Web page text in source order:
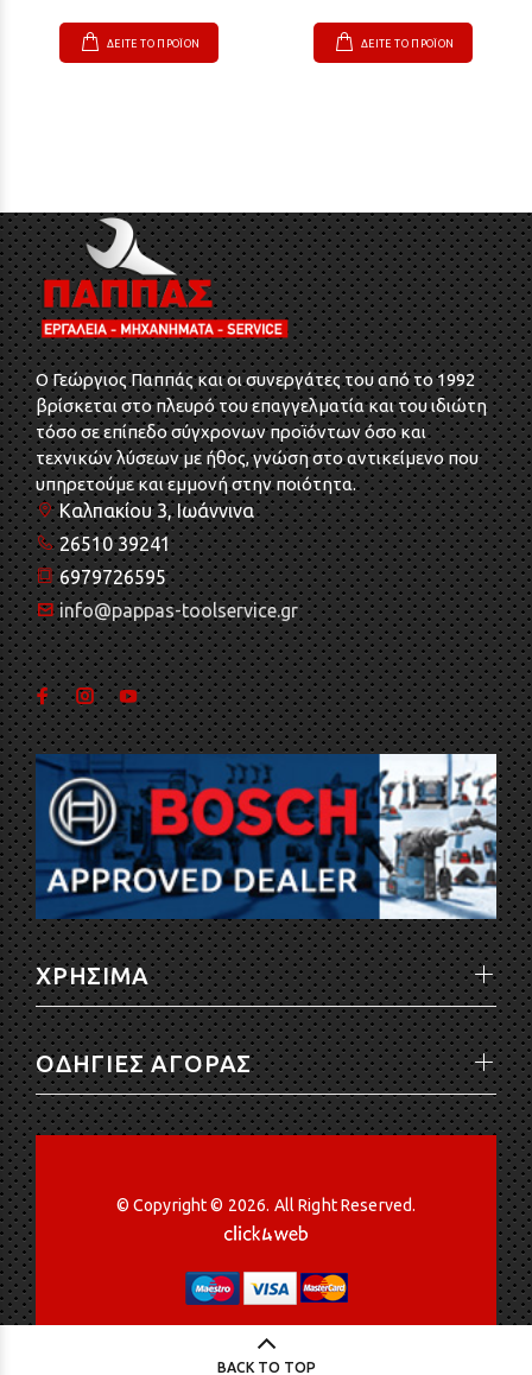
ΔΕΙΤΕ ΤΟ ΠΡΟΪΟΝ ΔΕΙΤΕ ΤΟ ΠΡΟΪΟΝ
O Γεώργιος Παππάς και οι συνεργάτες του από το 1992
βρίσκεται στο πλευρό του επαγγελματία και του ιδιώτη
τόσο σε επίπεδο σύγχρονων προϊόντων όσο και
τεχνικών λύσεων με ήθος, γνώση στο αντικείμενο που
υπηρετούμε και εμμονή στην ποιότητα.
Καλπακίου 3, Ιωάννινα
26510 39241
6979726595
info@pappas-toolservice.gr
ΧΡΗΣΙΜΑ
ΟΔΗΓΙΕΣ ΑΓΟΡΑΣ
© Copyright © 2026. All Right Reserved.
BACK TO TOP